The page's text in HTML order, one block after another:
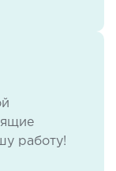
работу!